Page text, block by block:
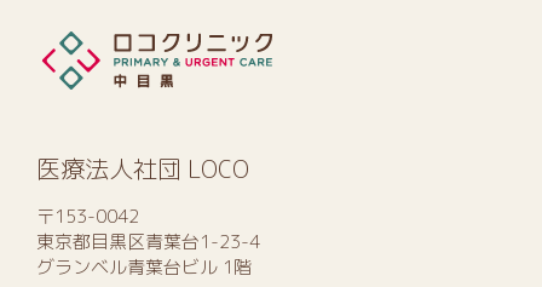
医療法人社団 LOCO
〒153-0042
東京都目黒区青葉台1-23-4
グランベル青葉台ビル 1階